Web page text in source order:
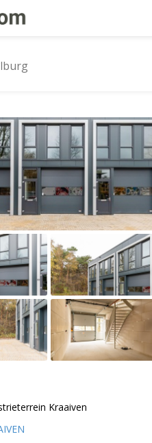
Kraaiven